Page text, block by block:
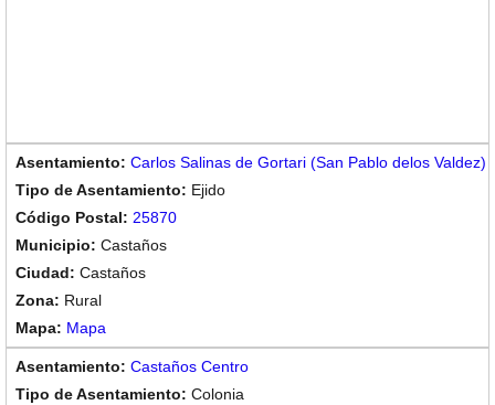
Carlos Salinas de Gortari (San Pablo delos Valdez)
Ejido
25870
Castaños
Castaños
Rural
Mapa
Castaños Centro
Colonia